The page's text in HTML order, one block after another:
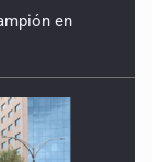
en